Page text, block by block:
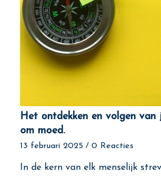
Het ontdekken en volgen van
om moed.
13 februari 2025 / 0 Reacties
In de kern van elk menselijk